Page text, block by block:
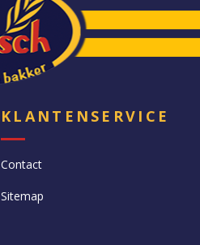
KLANTENSERVICE
Contact
Sitemap